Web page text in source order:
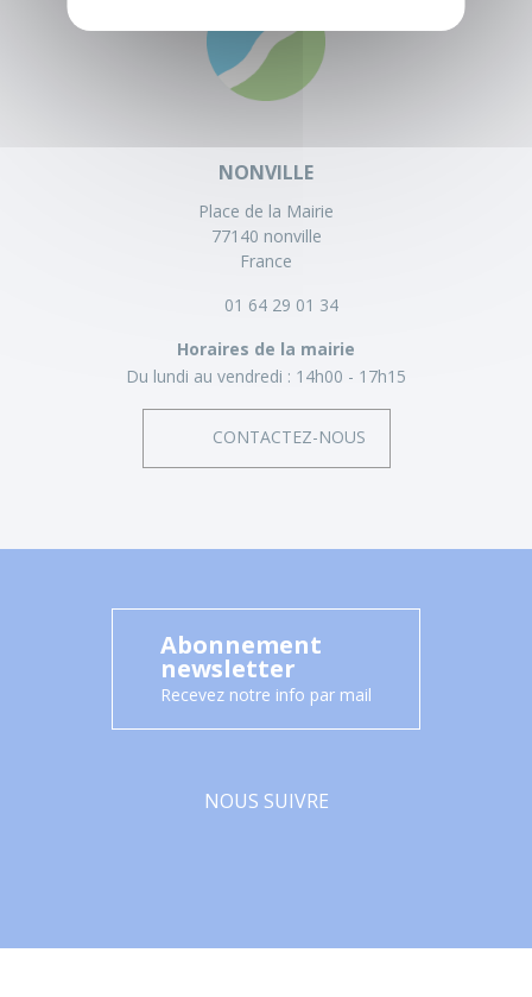
NONVILLE
Place de la Mairie
77140 nonville
France
01 64 29 01 34
Horaires de la mairie
Du lundi au vendredi : 14h00 - 17h15
CONTACTEZ-NOUS
Abonnement
newsletter
Recevez notre info par mail
NOUS SUIVRE